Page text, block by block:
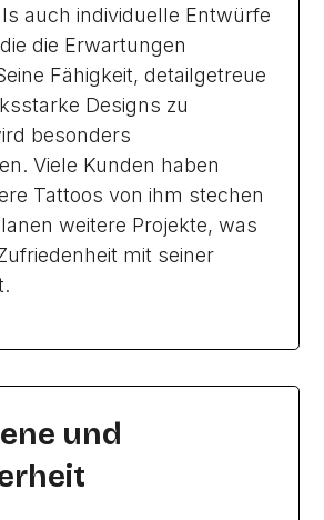
auch individuelle Entwürfe
die Erwartungen
Fähigkeit, detailgetreue
Designs zu
besonders
Viele Kunden haben
Tattoos von ihm stechen
weitere Projekte, was
mit seiner
und